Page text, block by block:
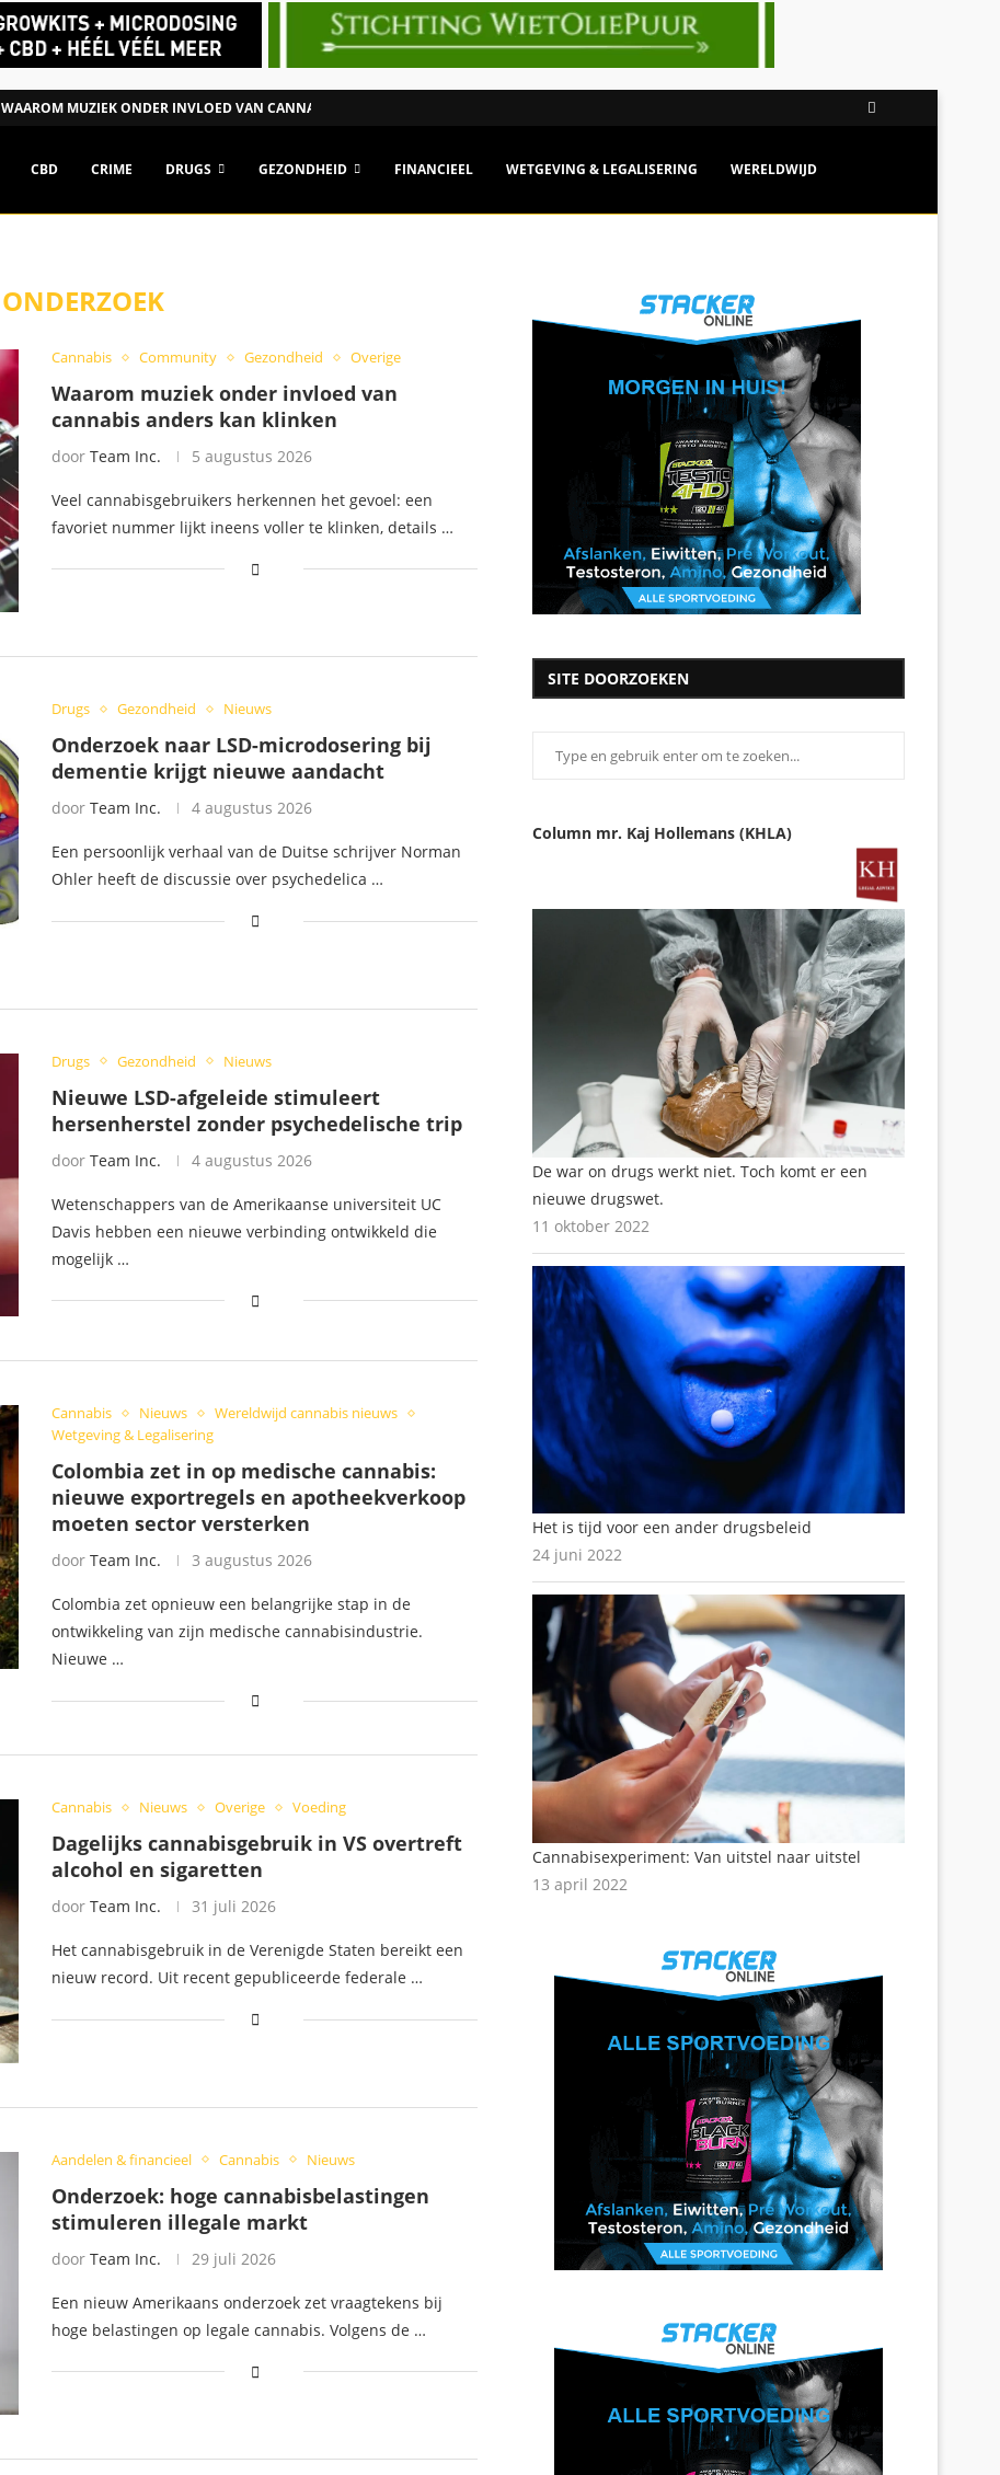
WAAROM MUZIEK ONDER INVLOED VAN CANNABIS ANDERS KAN...
CBD CRIME DRUGS GEZONDHEID FINANCIEEL WETGEVING & LEGALISERING WERELDWIJD
ONDERZOEK
Cannabis Community Gezondheid Overige
Waarom muziek onder invloed van
cannabis anders kan klinken
door Team Inc. 5 augustus 2026
Veel cannabisgebruikers herkennen het gevoel: een
favoriet nummer lijkt ineens voller te klinken, details …
Drugs Gezondheid Nieuws
Onderzoek naar LSD-microdosering bij
dementie krijgt nieuwe aandacht
door Team Inc. 4 augustus 2026
Een persoonlijk verhaal van de Duitse schrijver Norman
Ohler heeft de discussie over psychedelica …
Drugs Gezondheid Nieuws
Nieuwe LSD-afgeleide stimuleert
hersenherstel zonder psychedelische trip
door Team Inc. 4 augustus 2026
Wetenschappers van de Amerikaanse universiteit UC
Davis hebben een nieuwe verbinding ontwikkeld die
mogelijk …
Cannabis Nieuws
Wereldwijd cannabis nieuws
Wetgeving & Legalisering
Colombia zet in op medische cannabis:
nieuwe exportregels en apotheekverkoop
moeten sector versterken
door Team Inc. 3 augustus 2026
Colombia zet opnieuw een belangrijke stap in de
ontwikkeling van zijn medische cannabisindustrie.
Nieuwe …
Cannabis Nieuws Overige Voeding
Dagelijks cannabisgebruik in VS overtreft
alcohol en sigaretten
door Team Inc. 31 juli 2026
Het cannabisgebruik in de Verenigde Staten bereikt een
nieuw record. Uit recent gepubliceerde federale …
Aandelen & financieel Cannabis Nieuws
Onderzoek: hoge cannabisbelastingen
stimuleren illegale markt
door Team Inc. 29 juli 2026
Een nieuw Amerikaans onderzoek zet vraagtekens bij
hoge belastingen op legale cannabis. Volgens de …
SITE DOORZOEKEN
Column mr. Kaj Hollemans (KHLA)
De war on drugs werkt niet. Toch komt er een
nieuwe drugswet.
11 oktober 2022
Het is tijd voor een ander drugsbeleid
24 juni 2022
Cannabisexperiment: Van uitstel naar uitstel
13 april 2022